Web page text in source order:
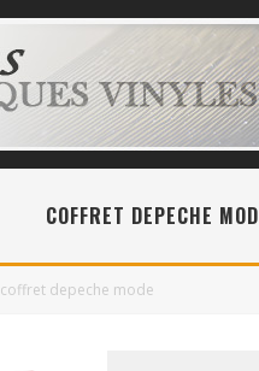
COFFRET DEPECHE
coffret depeche mode